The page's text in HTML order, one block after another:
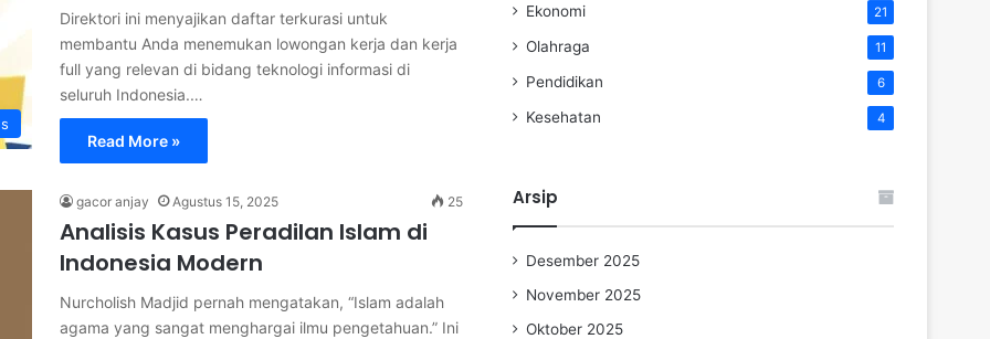
Direktori ini menyajikan daftar terkurasi untuk
membantu Anda menemukan lowongan kerja dan kerja
full yang relevan di bidang teknologi informasi di
seluruh Indonesia.…
Read More »
gacor anjay Agustus 15, 2025 25
Analisis Kasus Peradilan Islam di
Indonesia Modern
Nurcholish Madjid pernah mengatakan, “Islam adalah
agama yang sangat menghargai ilmu pengetahuan.” Ini
Ekonomi 21
Olahraga 11
Pendidikan 6
Kesehatan 4
Arsip
Desember 2025
November 2025
Oktober 2025